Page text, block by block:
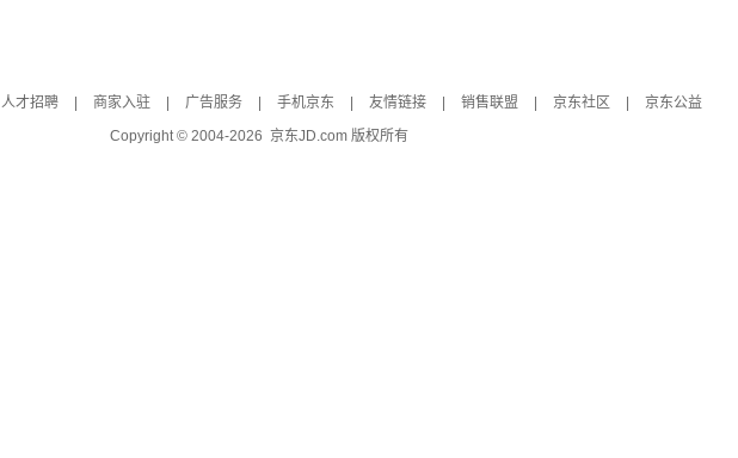
人才招聘 商家入驻 广告服务 手机京东 友情链接 销售联盟 京东社区
京东公益
Copyright © 2004-2026 京东JD.com 版权所有